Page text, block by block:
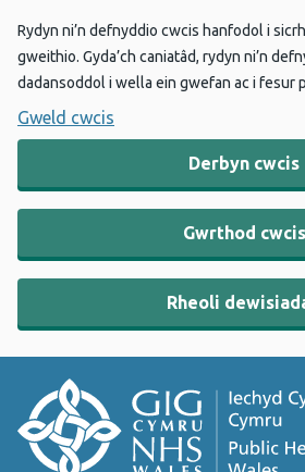
Rydyn ni’n defnyddio cwcis hanfodol i
gweithio. Gyda’ch caniatâd, rydyn ni’n
dadansoddol i wella ein gwefan ac i fesur
Gweld cwcis
Derbyn cwcis
Gwrthod cwcis
Rheoli